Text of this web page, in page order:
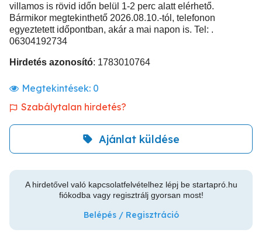
villamos is rövid időn belül 1-2 perc alatt elérhető.
Bármikor megtekinthető 2026.08.10.-tól, telefonon
egyeztetett időpontban, akár a mai napon is. Tel: .
06304192734
Hirdetés azonosító: 1783010764
Megtekintések: 0
Szabálytalan hirdetés?
Ajánlat küldése
A hirdetővel való kapcsolatfelvételhez lépj be startapró.hu
fiókodba vagy regisztrálj gyorsan most!
Belépés / Regisztráció